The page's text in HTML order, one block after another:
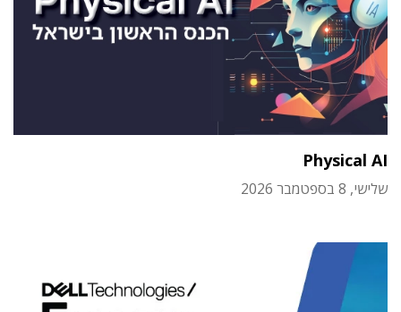
Physical AI
שלישי, 8 בספטמבר 2026